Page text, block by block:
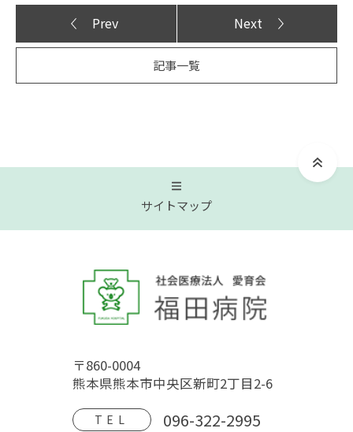
Prev Next
記事一覧
サイトマップ
トップページ
病院概要 福田病院の歴史
HOSPITAL MOVIE
〒860-0004
熊本県熊本市中央区新町2丁目2-6
TEL 096-322-2995